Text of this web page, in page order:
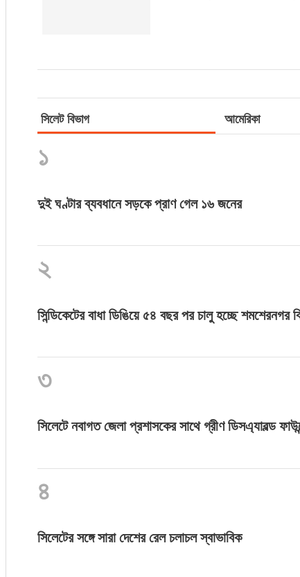
সিলেট বিভাগ আমেরিকা
১
দুই ঘণ্টার ব্যবধানে সড়কে প্রাণ গেল ১৬ জনের
২
সিন্ডিকেটের বাধা ডিঙিয়ে ৫৪ বছর পর চালু হচ্ছে শমশেরনগর
৩
সিলেটে নবাগত জেলা প্রশাসকের সাথে গ্রীণ ডিসএ্যাবল্ড
৪
সিলেটের সঙ্গে সারা দেশের রেল চলাচল স্বাভাবিক